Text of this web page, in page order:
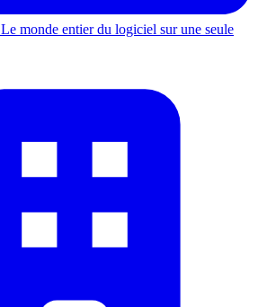
Le monde entier du logiciel sur une seule